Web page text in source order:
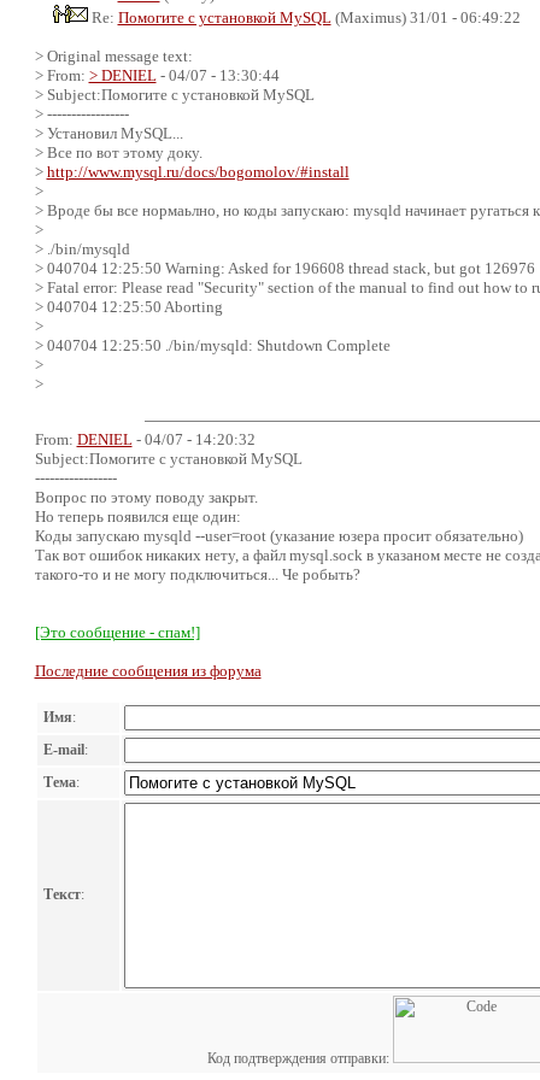
Re: Помогите с установкой MySQL(Maximus) 31/01 - 06:49:22
> Original message text:
> From: > DENIEL- 04/07 - 13:30:44
> Subject:Помогите с установкой MySQL
> -----------------
> Установил MySQL...
> Все по вот этому доку.
> http://www.mysql.ru/docs/bogomolov/#install
>
> Вроде бы все нормаьлно, но коды запускаю: mysqld начинает ругаться
>
> ./bin/mysqld
> 040704 12:25:50 Warning: Asked for 196608 thread stack, but got 126976
> Fatal error: Please read "Security" section of the manual to find out how to
> 040704 12:25:50 Aborting
>
> 040704 12:25:50 ./bin/mysqld: Shutdown Complete
>
>
From: DENIEL- 04/07 - 14:20:32
Subject:Помогите с установкой MySQL
-----------------
Вопрос по этому поводу закрыт.
Но теперь появился еще один:
Коды запускаю mysqld --user=root (указание юзера просит обязательно)
Так вот ошибок никаких нету, а файл mysql.sock в указаном месте не
такого-то и не могу подключиться... Че робыть?
[Это сообщение - спам!]
Последние сообщения из форума
Имя:
E-mail:
Тема:
Текст:
Код подтверждения отправки: